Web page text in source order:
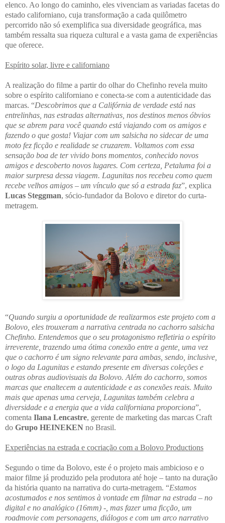
elenco. Ao longo do caminho, eles vivenciam as variadas facetas do
estado californiano, cuja transformação a cada quilômetro
percorrido não só exemplifica sua diversidade geográfica, mas
também ressalta sua riqueza cultural e a vasta gama de experiências
que oferece.
Espírito solar, livre e californiano
A realização do filme a partir do olhar do Chefinho revela muito
sobre o espírito californiano e conecta-se com a autenticidade das
marcas. “Descobrimos que a Califórnia de verdade está nas
entrelinhas, nas estradas alternativas, nos destinos menos óbvios
que se abrem para você quando está viajando com os amigos e
fazendo o que gosta! Viajar com um salsicha no sidecar de uma
moto fez ficção e realidade se cruzarem. Voltamos com essa
sensação boa de ter vivido bons momentos, conhecido novos
amigos e descoberto novos lugares. Com certeza, Petaluma foi a
maior surpresa dessa viagem. Lagunitas nos recebeu como quem
recebe velhos amigos – um vínculo que só a estrada faz”, explica
Lucas Steggman, sócio-fundador da Bolovo e diretor do curta-
metragem.
“Quando surgiu a oportunidade de realizarmos este projeto com a
Bolovo, eles trouxeram a narrativa centrada no cachorro salsicha
Chefinho. Entendemos que o seu protagonismo refletiria o espírito
irreverente, trazendo uma ótima conexão entre a gente, uma vez
que o cachorro é um signo relevante para ambas, sendo, inclusive,
o logo da Lagunitas e estando presente em diversas coleções e
outras obras audiovisuais da Bolovo. Além do cachorro, somos
marcas que enaltecem a autenticidade e as conexões reais. Muito
mais que apenas uma cerveja, Lagunitas também celebra a
diversidade e a energia que a vida californiana proporciona”,
comenta Ilana Lencastre, gerente de marketing das marcas Craft
do Grupo HEINEKEN no Brasil.
Experiências na estrada e cocriação com a Bolovo Productions
Segundo o time da Bolovo, este é o projeto mais ambicioso e o
maior filme já produzido pela produtora até hoje – tanto na duração
da história quanto na narrativa do curta-metragem. “Estamos
acostumados e nos sentimos à vontade em filmar na estrada – no
digital e no analógico (16mm) -, mas fazer uma ficção, um
roadmovie com personagens, diálogos e com um arco narrativo